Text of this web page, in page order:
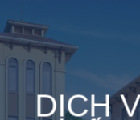
to
content
DỊCH